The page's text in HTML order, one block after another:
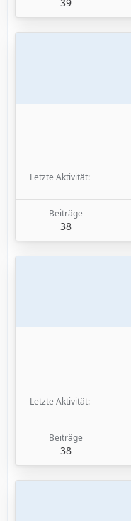
Letzte Aktivität
Beiträge
38
Letzte Aktivität
Beiträge
38